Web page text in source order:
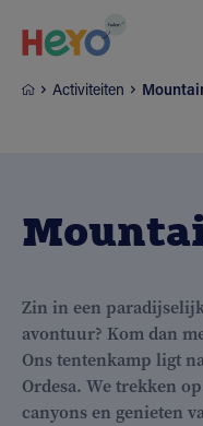
Activiteiten
Zin in een
avontuur? Kom dan
Ons tentenkamp ligt
Ordesa. We trekken
canyons en genieten